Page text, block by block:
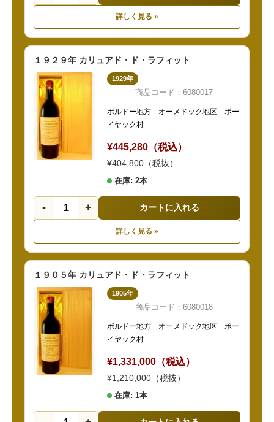
詳しく見る »
１９２９年 カリュアド・ド・ラフィット
1929年
商品コード：6080017
ボルドー地方 オーメドック地区 ポー
イヤック村
¥445,280（税込）
¥404,800（税抜）
在庫: 2本
- + カートに入れる
詳しく見る »
１９０５年 カリュアド・ド・ラフィット
1905年
商品コード：6080018
ボルドー地方 オーメドック地区 ポー
イヤック村
¥1,331,000（税込）
¥1,210,000（税抜）
在庫: 1本